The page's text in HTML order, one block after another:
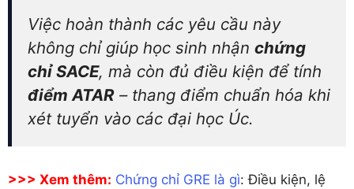
Việc hoàn thành các yêu cầu này
không chỉ giúp học sinh nhận chứng
chỉ SACE, mà còn đủ điều kiện để tính
điểm ATAR – thang điểm chuẩn hóa khi
xét tuyển vào các đại học Úc.
>>> Xem thêm: Chứng chỉ GRE là gì: Điều kiện, lệ